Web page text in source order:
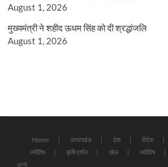
August 1, 2026
मुख्यमंत्री ने शहीद ऊधम सिंह को दी श्रद्धांजलि
August 1, 2026
Home उत्तराखंड देश विदेश
ज्योतिष
कृषि दर्शन खेल ज्योतिष
अन्य